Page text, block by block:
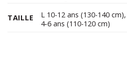
TAILLE L 10-12 ans (130-140 cm),
4-6 ans (110-120 cm)